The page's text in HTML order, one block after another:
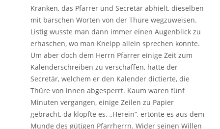
Kranken, das Pfarrer und Secretär abhielt, dieselben
mit barschen Worten von der Thüre wegzuweisen.
Listig wusste man dann immer einen Augenblick zu
erhaschen, wo man Kneipp allein sprechen konnte.
Um aber doch dem Herrn Pfarrer einige Zeit zum
Kalenderschreiben zu verschaffen, hatte der
Secretär, welchem er den Kalender dictierte, die
Thüre von innen abgesperrt. Kaum waren fünf
Minuten vergangen, einige Zeilen zu Papier
gebracht, da klopfte es. „Herein“, ertönte es aus dem
Munde des gütigen Pfarrherrn. Wider seinen Willen